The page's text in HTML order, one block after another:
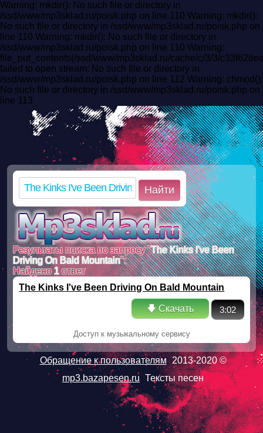
Warning: mkdir(): No such file or directory in
/ssd/www/mp3sklad.ru/poisk.php on line 110 Warning: mkdir():
No such file or directory in /ssd/www/mp3sklad.ru/poisk.php on
line 110 Warning: mkdir(): No such file or directory in
/ssd/www/mp3sklad.ru/poisk.php on line 110 Warning:
file_put_contents(/ssd/www/mp3sklad.ru/cache/c/3/3/
failed to open stream: No such file or directory in
/ssd/www/mp3sklad.ru/poisk.php on line 112 Warning: chmod():
No such file or directory in /ssd/www/mp3sklad.ru/poisk.php on
line 113
Найти
Результаты поиска по запросу "The Kinks I've Been
Driving On Bald Mountain":
Найдено1ответ
The Kinks I've Been Driving On Bald Mountain
🡇 Скачать 3:02
Доступ к музыкальному сервису
Обращение к пользователям 2013-2020 ©
mp3.bazapesen.ru Тексты песен